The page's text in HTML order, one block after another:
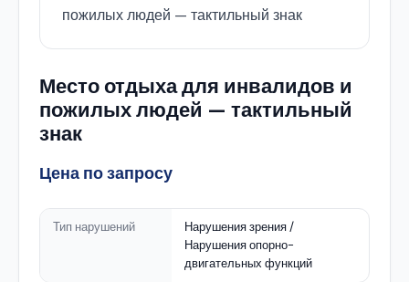
Место отдыха для инвалидов и
пожилых людей — тактильный
знак
Цена по запросу
Тип нарушений
Нарушения зрения /
Нарушения опорно-
двигательных функций